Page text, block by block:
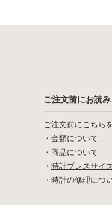
ご注文前にお読
ご注文前にこちら
・ 金額について
・ 商品について
・ 時計ブレスサイ
・ 時計の修理につ